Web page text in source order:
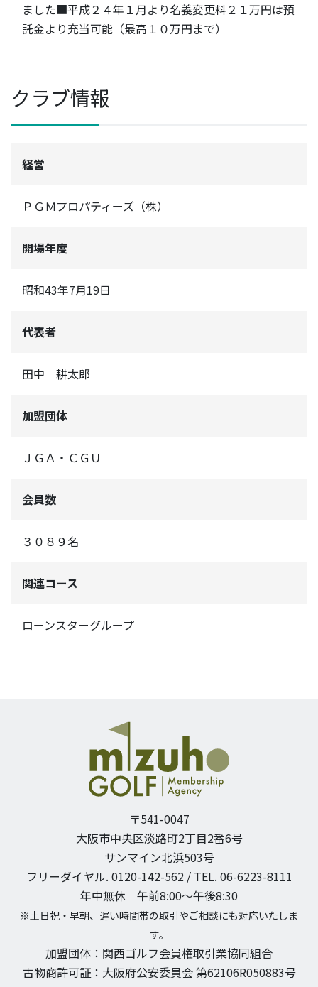
ました■平成２４年１月より名義変更料２１万円は預
託金より充当可能（最高１０万円まで）
クラブ情報
経営
ＰＧＭプロパティーズ（株）
開場年度
昭和43年7月19日
代表者
田中 耕太郎
加盟団体
ＪＧＡ・ＣＧＵ
会員数
３０８９名
関連コース
ローンスターグループ
〒541-0047
大阪市中央区淡路町2丁目2番6号
サンマイン北浜503号
フリーダイヤル. 0120-142-562 / TEL. 06-6223-8111
年中無休 午前8:00〜午後8:30
※土日祝・早朝、遅い時間帯の取引やご相談にも対応いたしま
す。
加盟団体：関西ゴルフ会員権取引業協同組合
古物商許可証：大阪府公安委員会 第62106R050883号